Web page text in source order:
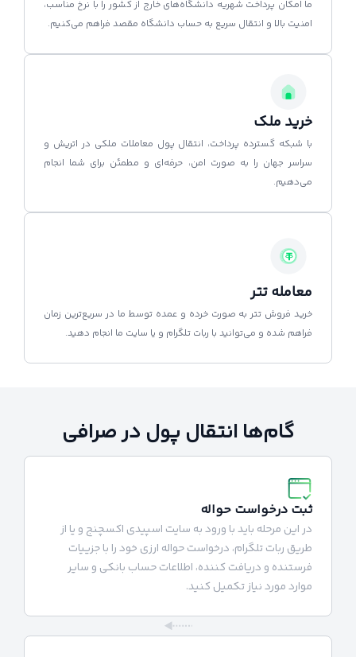
ما امکان پرداخت شهریه دانشگاه‌های خارج از کشور را با نرخ مناسب،
امنیت بالا و انتقال سریع به حساب دانشگاه مقصد فراهم می‌کنیم.
خرید ملک
با شبکه گسترده پرداخت، انتقال پول معاملات ملکی در اتریش و
سراسر جهان را به صورت امن، حرفه‌ای و مطمئن برای شما انجام
می‌دهیم.
معامله تتر
خرید فروش تتر به صورت خرده و عمده توسط ما در سریع‌ترین زمان
فراهم شده و می‌توانید با ربات تلگرام و یا سایت ما انجام دهید.
گام‌ها انتقال پول در صرافی
ثبت درخواست حواله
در این مرحله باید با ورود به سایت اسپیدی اکسچنج و یا از
طریق ربات تلگرام، درخواست حواله ارزی خود را با جزییات
فرستنده و دریافت کننده، اطلاعات حساب بانکی و سایر
موارد مورد نیاز تکمیل کنید.